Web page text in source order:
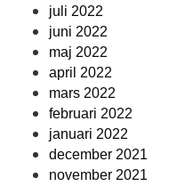
juli 2022
juni 2022
maj 2022
april 2022
mars 2022
februari 2022
januari 2022
december 2021
november 2021